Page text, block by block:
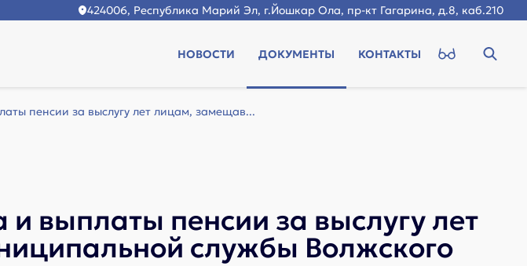
424006, Республика Марий Эл, г.Йошкар Ола, пр-кт Гагарина, д.8, каб.210
НОВОСТИ ДОКУМЕНТЫ КОНТАКТЫ
пенсии за выслугу лет лицам, замещав...
выплаты пенсии за выслугу лет
службы Волжского